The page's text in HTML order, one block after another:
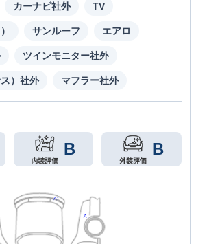
カーナビ社外 TV
サンルーフ エアロ
ツインモニター社外
）社外 マフラー社外
B B